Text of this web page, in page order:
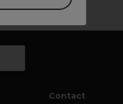
Contact